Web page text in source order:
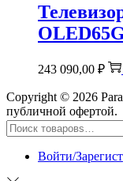
243 090,00 ₽
Copyright © 2026
публичной офертой.
Поиск:>
Войти/